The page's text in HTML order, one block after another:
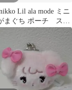
Lil ala mode ミニ
まぐち ポーチ スフ